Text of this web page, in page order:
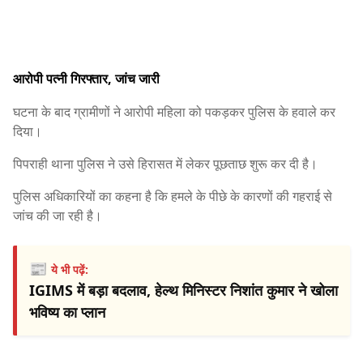
आरोपी पत्नी गिरफ्तार, जांच जारी
घटना के बाद ग्रामीणों ने आरोपी महिला को पकड़कर पुलिस के हवाले कर
दिया।
पिपराही थाना पुलिस ने उसे हिरासत में लेकर पूछताछ शुरू कर दी है।
पुलिस अधिकारियों का कहना है कि हमले के पीछे के कारणों की गहराई से
जांच की जा रही है।
📰ये भी पढ़ें:
IGIMS में बड़ा बदलाव, हेल्थ मिनिस्टर निशांत कुमार ने खोला
भविष्य का प्लान